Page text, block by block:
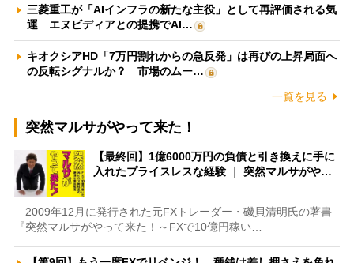
三菱重工が「AIインフラの新たな主役」として再評価される気
運 エヌビディアとの提携でAI…
キオクシアHD「7万円割れからの急反発」は再びの上昇局面へ
の反転シグナルか？ 市場のムー…
一覧を見る
突然マルサがやって来た！
【最終回】1億6000万円の負債と引き換えに手に
入れたプライスレスな経験 ｜ 突然マルサがや…
2009年12月に発行された元FXトレーダー・磯貝清明氏の著書
『突然マルサがやって来た！～FXで10億円稼い…